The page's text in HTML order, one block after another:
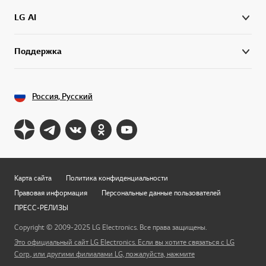
LG AI
Поддержка
Россия, Русский
Карта сайта
Политика конфиденциальности
Правовая информация
Персональные данные пользователей
ПРЕСС-РЕЛИЗЫ
Copyright © 2009-2025 LG Electronics. Все права защищены.
Это официальный сайт LG Electronics. Если вы хотите связаться с LG
Corp., или другими филиалами LG, пожалуйста, нажмите